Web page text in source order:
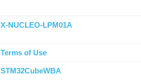
X-NUCLEO-LPM01A
Terms of Use
STM32CubeWBA